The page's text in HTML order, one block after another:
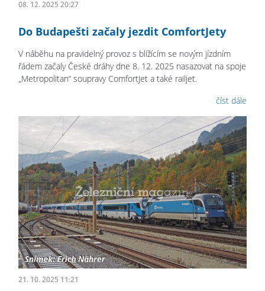
08. 12. 2025 20:27
Do Budapešti začaly jezdit ComfortJety
V náběhu na pravidelný provoz s blížícím se novým jízdním
řádem začaly České dráhy dne 8. 12. 2025 nasazovat na spoje
„Metropolitan“ soupravy ComfortJet a také railjet.
číst dále
21. 10. 2025 11:21